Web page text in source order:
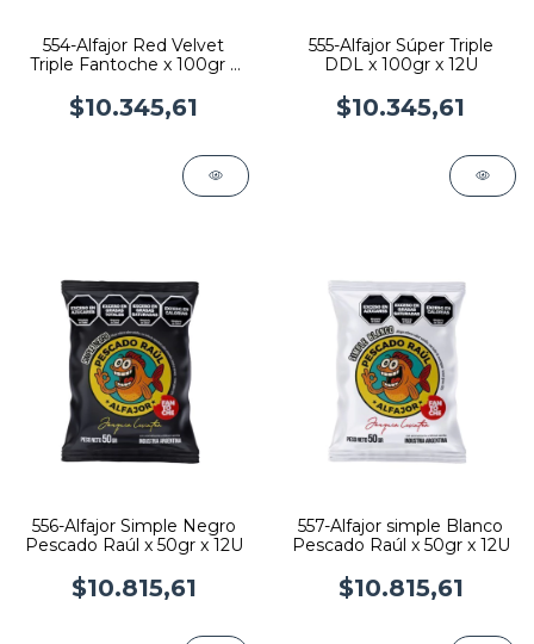
554-Alfajor Red Velvet
Triple Fantoche x 100gr x
$10.345,61
555-Alfajor Súper Triple
DDL x 100gr x 12U
$10.345,61
556-Alfajor Simple Negro
Pescado Raúl x 50gr x 12U
$10.815,61
557-Alfajor simple Blanco
Pescado Raúl x 50gr x 12U
$10.815,61